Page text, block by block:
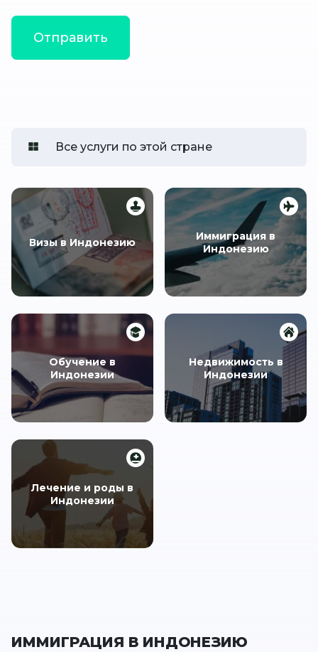
Все услуги по этой стране
Визы в Индонезию
Иммиграция в
Индонезию
Обучение в
Индонезии
Недвижимость в
Индонезии
Лечение и роды в
Индонезии
ИММИГРАЦИЯ В ИНДОНЕЗИЮ